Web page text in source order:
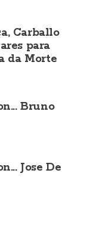
Carballo
para
da Morte
Bruno
Jose De